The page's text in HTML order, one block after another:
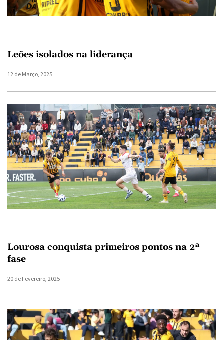
Leões isolados na liderança
12 de Março, 2025
Lourosa conquista primeiros pontos na 2ª
fase
20 de Fevereiro, 2025